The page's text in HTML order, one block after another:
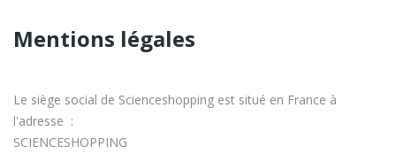
Mentions légales
Le siège social de Scienceshopping est situé en France à
l'adresse :
SCIENCESHOPPING